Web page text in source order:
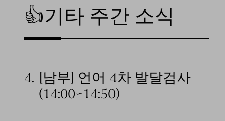
👍기타 주간 소식
4. [남부] 언어 4차 발달검사
(14:00~14:50)